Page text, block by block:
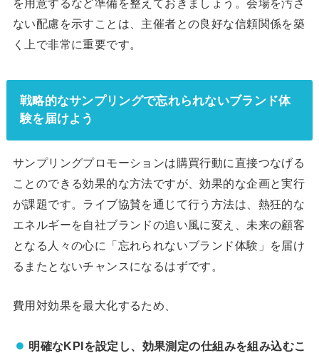
を用意するなど準備を整えておきましょう。会場を汚さ
ない配慮を示すことは、主催者との良好な信頼関係を築
く上で非常に重要です。
戦略的なサンプリングで忘れられないブランド体
験を届けよう
サンプリングプロモーションは購買行動に直接つなげる
ことのできる効果的な方法ですが、効果的な企画と実行
が課題です。ライブ協賛を通じて行う方法は、熱狂的な
エネルギーを自社ブランドの追い風に変え、未来の顧客
となる人々の心に「忘れられないブランド体験」を届け
るまたとないチャンスになるはずです。
費用対効果を最大化するため、
明確なKPIを設定し、効果測定の仕組みを組み込むこ